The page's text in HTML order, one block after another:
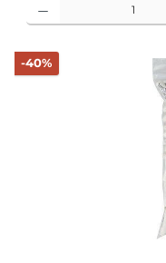
-40%Rabatt